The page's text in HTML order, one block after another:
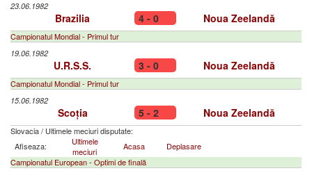
23.06.1982
Brazilia 4 - 0 Noua Zeelandă
Campionatul Mondial - Primul tur
19.06.1982
U.R.S.S. 3 - 0 Noua Zeelandă
Campionatul Mondial - Primul tur
15.06.1982
Scoția 5 - 2 Noua Zeelandă
Slovacia/ Ultimele meciuri disputate:
Afiseaza:
Ultimele
meciuri
Acasa
Deplasare
Campionatul European - Optimi de finală